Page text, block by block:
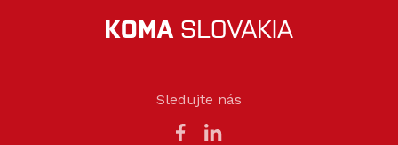
Sledujte nás